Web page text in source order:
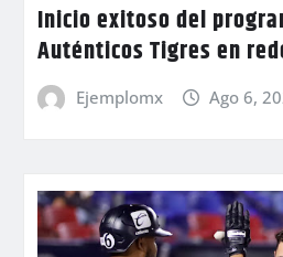
Inicio exitoso del
Auténticos Tigres en
Ejemplomx Ago 6,